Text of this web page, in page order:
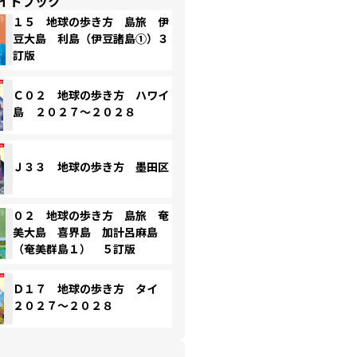
１５ 地球の歩き方 島旅 伊
豆大島 利島（伊豆諸島①）３
訂版
Ｃ０２ 地球の歩き方 ハワイ
島 ２０２７～２０２８
Ｊ３３ 地球の歩き方 墨田区
０２ 地球の歩き方 島旅 奄
美大島 喜界島 加計呂麻島
（奄美群島１） ５訂版
Ｄ１７ 地球の歩き方 タイ
２０２７～２０２８